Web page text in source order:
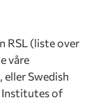
RSL (liste over
våre
Swedish
Institutes of